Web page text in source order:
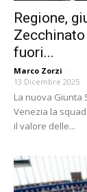
Regione,
fuori...
Marco Zorzi -
13 Dicembre 2025
La nuova Giunta
Venezia la
il valore delle...